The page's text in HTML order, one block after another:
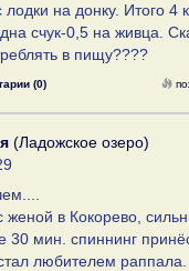
на донку. Итого 4
счук-0,5 на живца.
в пищу????
(0)
(Ладожское озеро)
женой в Кокорево,
30 мин. спиннинг
стал любителем